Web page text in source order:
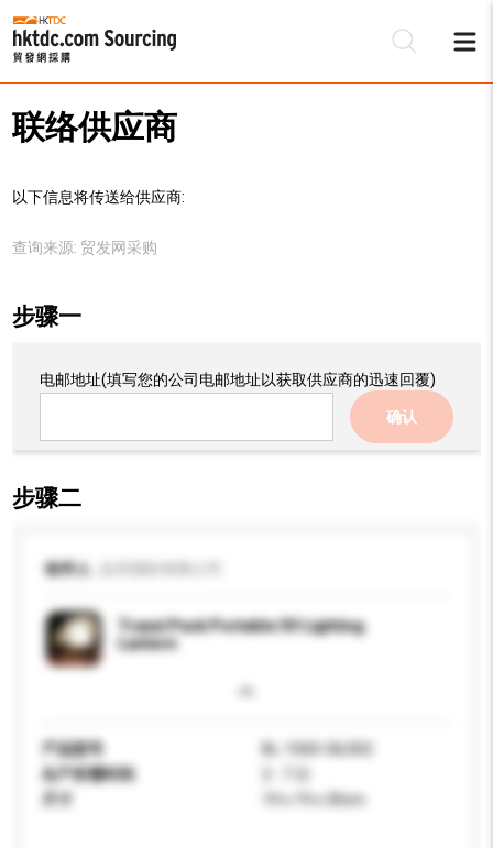
联络供应商
以下信息将传送给供应商:
查询来源: 贸发网采购
步骤一
电邮地址(填写您的公司电邮地址以获取供应商的迅速回覆)
确认
步骤二
收件人
Travel Pack Portable 5V Lighting
Lantern
产品型号
BL-1060-GIL002
生产所需时间
19 x 19 x 30cm